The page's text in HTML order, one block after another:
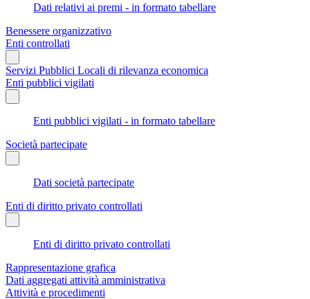
Dati relativi ai premi - in formato tabellare
Benessere organizzativo
Enti controllati
Servizi Pubblici Locali di rilevanza economica
Enti pubblici vigilati
Enti pubblici vigilati - in formato tabellare
Società partecipate
Dati società partecipate
Enti di diritto privato controllati
Enti di diritto privato controllati
Rappresentazione grafica
Dati aggregati attività amministrativa
Attività e procedimenti